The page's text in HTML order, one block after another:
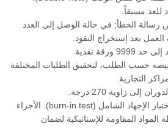
الخطأ; في حالة الوصل إلى العدد
بعد إستخراج النقود.
نقدية.
حسب الطلب، لتحقيق الطلبات المختلفة
التجارية.
إلى زاوية 270 درجة.
كل مكونات العداد احتملت إختبار الإجهاد الشامل (burn-in test). الأجزاء
المواد المقاومة للإستاتيكية لضمان